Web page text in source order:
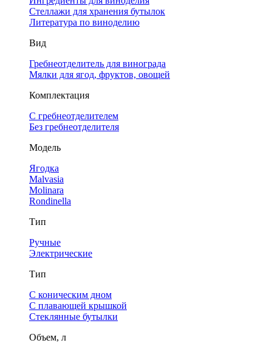
Стеллажи для хранения бутылок
Литература по виноделию
Вид
Гребнеотделитель для винограда
Мялки для ягод, фруктов, овощей
Комплектация
С гребнеотделителем
Без гребнеотделителя
Модель
Ягодка
Malvasia
Molinara
Rondinella
Тип
Ручные
Электрические
Тип
С коническим дном
С плавающей крышкой
Стеклянные бутылки
Объем, л